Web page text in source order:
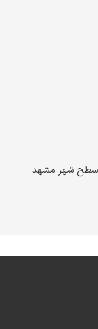
سطح شهر مشهد